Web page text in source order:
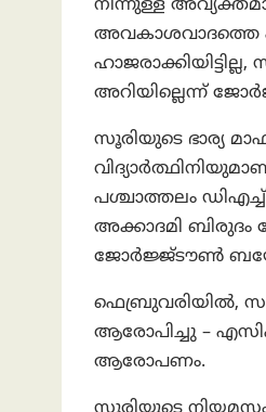
നിന്നുള്ള
അവകാശവാദത്തെ
അറിയില്ലെന്ന്
സൂരിയുടെ ഭാര്യ
പശ്ചാത്തലം
അക്കാദമി ബിരുദം
ജോർജ്ജ്ടൗൺ
ഫെബ്രുവരിയിൽ,
ആരോപിച്ചു –
ആരോപണം.